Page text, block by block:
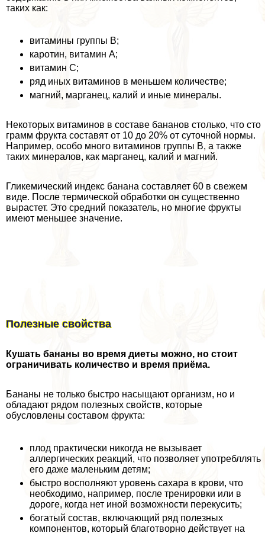
таких как:
витамины группы В;
каротин, витамин А;
витамин С;
ряд иных витаминов в меньшем количестве;
магний, марганец, калий и иные минералы.
Некоторых витаминов в составе бананов столько, что сто
грамм фрукта составят от 10 до 20% от суточной нормы.
Например, особо много витаминов группы В, а также
таких минералов, как марганец, калий и магний.
Гликемический индекс банана составляет 60 в свежем
виде. После термической обработки он существенно
вырастет. Это средний показатель, но многие фрукты
имеют меньшее значение.
Полезные свойства
Кушать бананы во время диеты можно, но стоит
ограничивать количество и время приёма.
Бананы не только быстро насыщают организм, но и
обладают рядом полезных свойств, которые
обусловлены составом фрукта:
плод пpaктически никогда не вызывает
аллергических реакций, что позволяет употрeбллять
его даже маленьким детям;
быстро восполняют уровень сахара в крови, что
необходимо, например, после тренировки или в
дороге, когда нет иной возможности перекусить;
богатый состав, включающий ряд полезных
компонентов, который благотворно действует на